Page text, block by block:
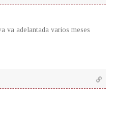
va adelantada varios meses